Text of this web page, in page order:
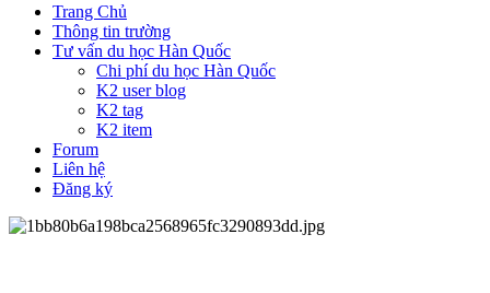
Trang Chủ
Thông tin trường
Tư vấn du học Hàn Quốc
Chi phí du học Hàn Quốc
K2 user blog
K2 tag
K2 item
Forum
Liên hệ
Đăng ký